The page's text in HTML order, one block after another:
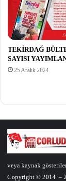
TEKİRDAĞ
SAYISI
25 Aralık 2024
veya kaynak
Copyright © 2014 –